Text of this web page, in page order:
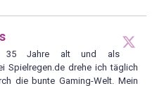
35 Jahre alt und als
Spielregen.de drehe ich täglich
die bunte Gaming-Welt. Mein